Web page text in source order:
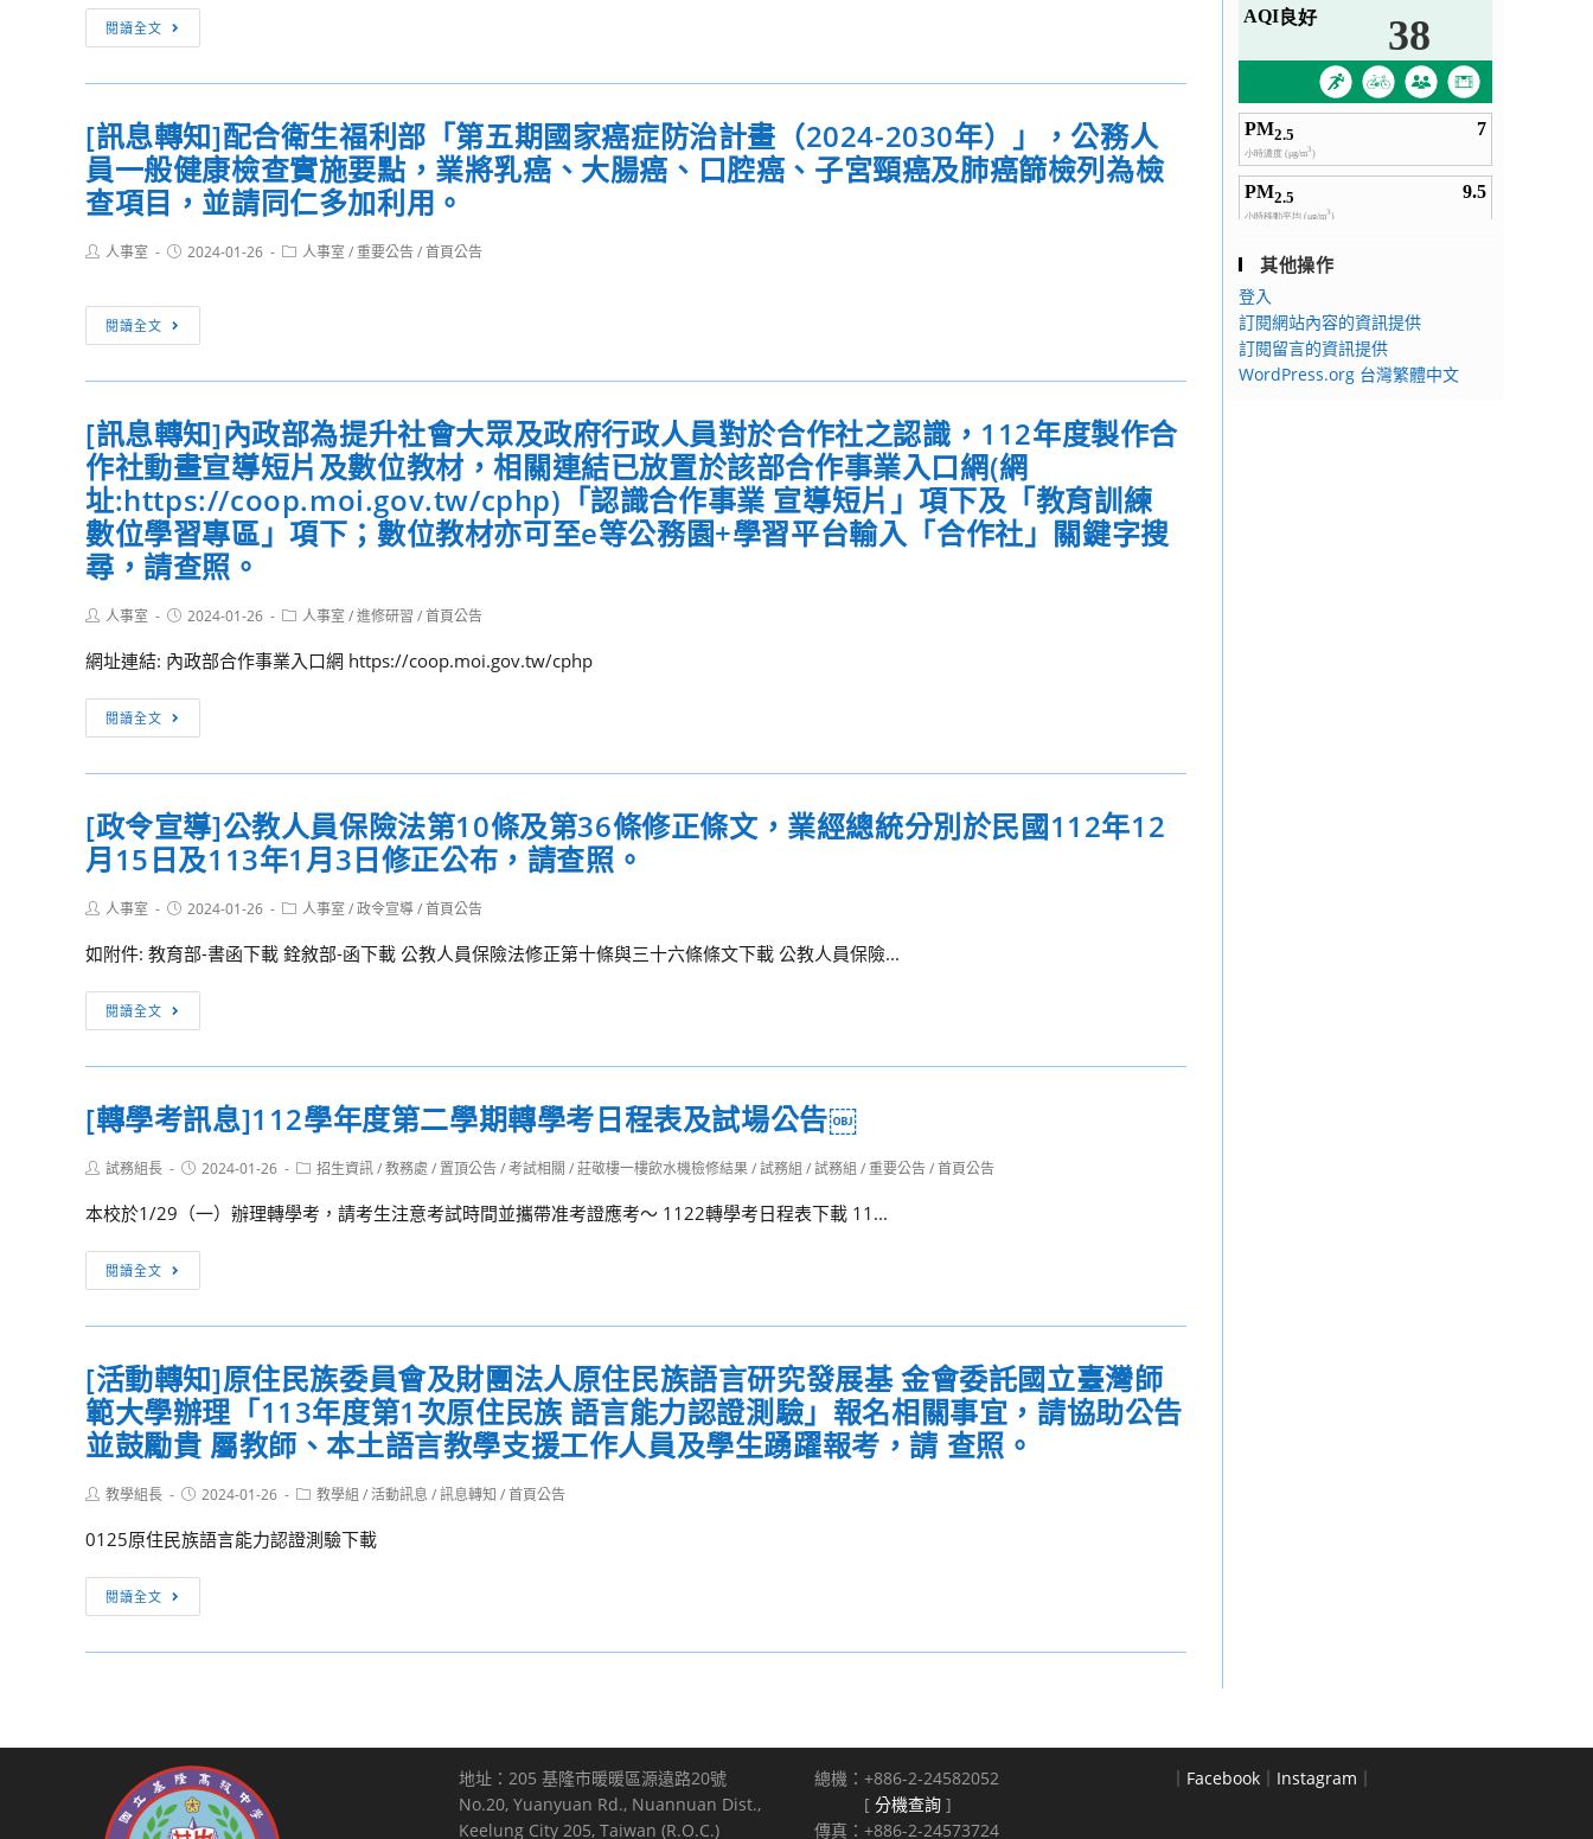
職
務
傷
亡
慰
問
金
第
條
業
經
考
試
院、
行
院
113
月
12
日
令
發
照。
閱讀全文
息
轉
檢
送
國
立
臺
大
同
步
遠
距
線
上
程
–
「Python
基
礎
設
計
班」
簡
暨
報
1
份，
請
有
趣
報
請
查
照。
[訊息轉知]配合衛生福利部「第五期國家癌症防治計畫（2024-2030年）」，公務人
員一般健康檢查實施要點，業將乳癌、大腸癌、口腔癌、子宮頸癌及肺癌篩檢列為檢
查項目，並請同仁多加利用。
Post人事室
Post2024-01-26
Post人事室 /重要公告/首頁公告
閱讀全文
息
轉
配
合
衛
生
福
利
五
癌
防
治
畫
（2024-
公
員
般
健
康
檢
查
要
點，
業
將
乳
大
腔
宮
頸
癌
及
[訊息轉知]內政部為提升社會大眾及政府行政人員對於合作社之認識，112年度製作合
作社動畫宣導短片及數位教材，相關連結已放置於該部合作事業入口網(網
址:https://coop.moi.gov.tw/cphp)「認識合作事業 宣導短片」項下及「教育訓練
數位學習專區」項下；數位教材亦可至e等公務園+學習平台輸入「合作社」關鍵字搜
尋，請查照。
Post人事室
Post2024-01-26
Post人事室 /進修研習 /首頁公告
網址連結: 內政部合作事業入口網 https://coop.moi.gov.tw/cphp
閱讀全文
息
轉
內
政
為
提
升
社
會
及
政
府
政
人
合
作
社
之
112
製
作
動
畫
宣
[政令宣導]公教人員保險法第10條及第36條修正條文，業經總統分別於民國112年12
月15日及113年1月3日修正公布，請查照。
Post人事室
Post2024-01-26
Post人事室 /政令宣導/首頁公告
如附件: 教育部-書函下載 銓敘部-函下載 公教人員保險法修正第十條與三十六條條文下載 公教人員保險...
閱讀全文
令
宣
公
人
員
法
條
及
第
36
條
正
條
經
分
別
於
民
[轉學考訊息]112學年度第二學期轉學考日程表及試場公告￼
Post試務組長
Post2024-01-26
Post招生資訊/教務處 / 置頂公告/考試相關 /莊敬樓一樓飲水機檢修結果/試務組 /試務組 /重要公告/首頁公告
本校於1/29（一）辦理轉學考，請考生注意考試時間並攜帶准考證應考～ 1122轉學考日程表下載 11...
閱讀全文
學
考
息]112
學
年
度
第
學
期
表
及
試
場
[活動轉知]原住民族委員會及財團法人原住民族語言研究發展基 金會委託國立臺灣師
範大學辦理「113年度第1次原住民族 語言能力認證測驗」報名相關事宜，請協助公告
並鼓勵貴 屬教師、本土語言教學支援工作人員及學生踴躍報考，請 查照。
Post教學組長
Post2024-01-26
Post教學組 /活動訊息 /訊息轉知 /首頁公告
0125原住民族語言能力認證測驗下載
閱讀全文
動
轉
民
族
委
其他操作
登入
訂閱網站內容的資訊提供
訂閱留言的資訊提供
WordPress.org 台灣繁體中文
地址：205 基隆市暖暖區源遠路20號
No.20, Yuanyuan Rd., Nuannuan Dist.,
Keelung City 205, Taiwan (R.O.C.)
總機：+886-2-24582052
[ 分機查詢 ]
傳真：+886-2-24573724
｜ Facebook ｜ Instagram ｜